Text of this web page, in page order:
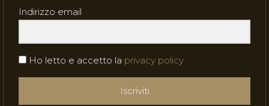
Indirizzo email
Ho letto e accetto la privacy policy
Iscriviti